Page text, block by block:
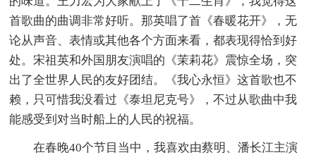
首歌曲的曲调非常好听。那英唱了首《春暖花开》，无
论从声音、表情或其他各个方面来看，都表现得恰到好
处。宋祖英和外国朋友演唱的《茉莉花》震惊全场，突
出了全世界人民的友好团结。《我心永恒》这首歌也不
赖，只可惜我没看过《泰坦尼克号》，不过从歌曲中我
能感受到对当时船上的人民的祝福。
在春晚40个节目当中，我喜欢由蔡明、潘长江主演